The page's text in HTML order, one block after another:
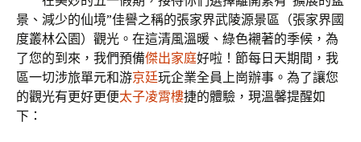
景、減少的仙境”佳譽之稱的張家界武陵源景區（張家界國
度叢林公園）觀光。在這清風溫暖、綠色襯著的季候，為
了您的到來，我們預備傑出家庭好啦！節每日天期間，我
區一切涉旅單元和游京廷玩企業全員上崗辦事。為了讓您
的觀光有更好更便太子凌霄樓捷的體驗，現溫馨提醒如
下：